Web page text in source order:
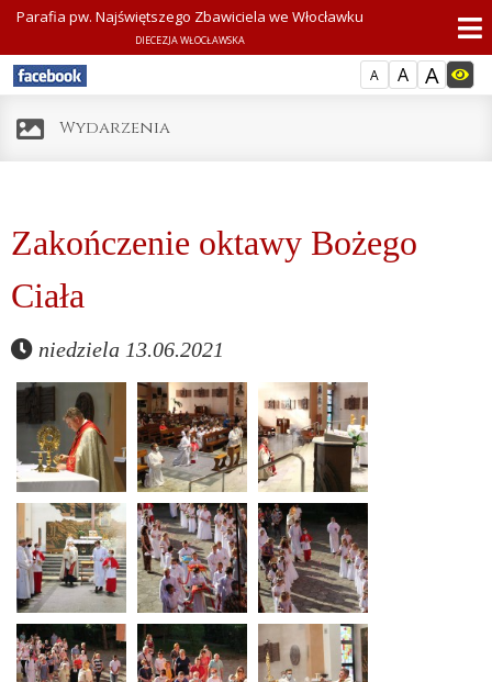
A A A
Parafia pw. Najświętszego Zbawiciela we Włocławku
DIECEZJA WŁOCŁAWSKA
Wydarzenia
Zakończenie oktawy Bożego
Ciała
niedziela 13.06.2021